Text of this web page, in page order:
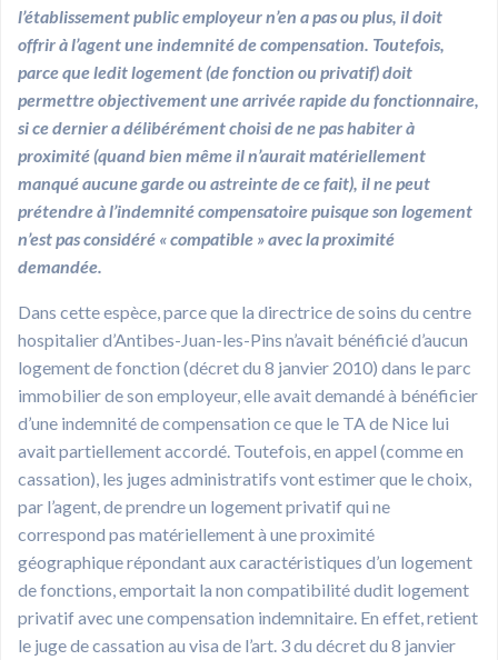
l’établissement public employeur n’en a pas ou plus, il doit
offrir à l’agent une indemnité de compensation. Toutefois,
parce que ledit logement (de fonction ou privatif) doit
permettre objectivement une arrivée rapide du fonctionnaire,
si ce dernier a délibérément choisi de ne pas habiter à
proximité (quand bien même il n’aurait matériellement
manqué aucune garde ou astreinte de ce fait), il ne peut
prétendre à l’indemnité compensatoire puisque son logement
n’est pas considéré « compatible » avec la proximité
demandée.
Dans cette espèce, parce que la directrice de soins du centre
hospitalier d’Antibes-Juan-les-Pins n’avait bénéficié d’aucun
logement de fonction (décret du 8 janvier 2010) dans le parc
immobilier de son employeur, elle avait demandé à bénéficier
d’une indemnité de compensation ce que le TA de Nice lui
avait partiellement accordé. Toutefois, en appel (comme en
cassation), les juges administratifs vont estimer que le choix,
par l’agent, de prendre un logement privatif qui ne
correspond pas matériellement à une proximité
géographique répondant aux caractéristiques d’un logement
de fonctions, emportait la non compatibilité dudit logement
privatif avec une compensation indemnitaire. En effet, retient
le juge de cassation au visa de l’art. 3 du décret du 8 janvier